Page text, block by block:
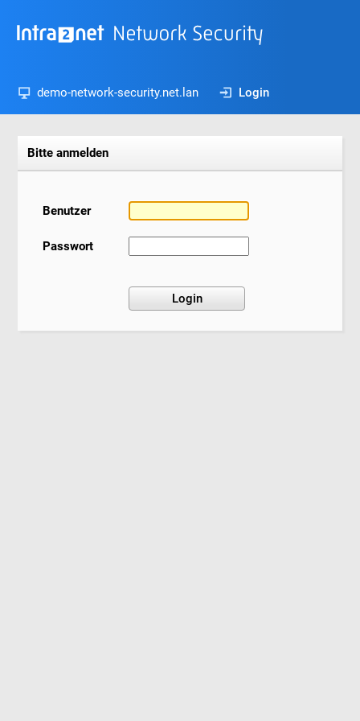
demo-network-security.net.lan Login
Bitte anmelden
Benutzer
Passwort